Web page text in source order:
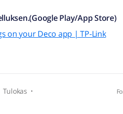
Play/App Store)
on your Deco app | TP-Link
Tulokas